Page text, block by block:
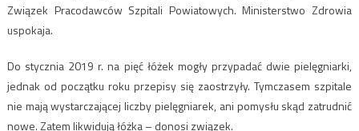
Związek Pracodawców Szpitali Powiatowych. Ministerstwo Zdrowia
uspokaja.
Do stycznia 2019 r. na pięć łóżek mogły przypadać dwie pielęgniarki,
jednak od początku roku przepisy się zaostrzyły. Tymczasem szpitale
nie mają wystarczającej liczby pielęgniarek, ani pomysłu skąd zatrudnić
nowe. Zatem likwidują łóżka – donosi związek.